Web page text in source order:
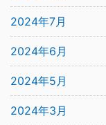
2024年7月
2024年6月
2024年5月
2024年3月